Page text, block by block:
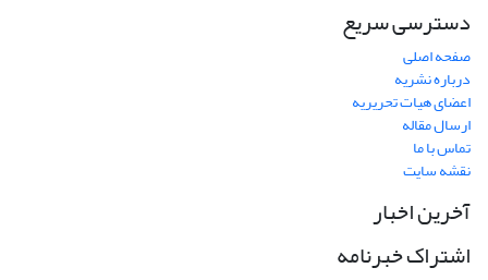
دسترسی سریع
صفحه اصلی
درباره نشریه
اعضای هیات تحریریه
ارسال مقاله
تماس با ما
نقشه سایت
آخرین اخبار
اشتراک خبرنامه